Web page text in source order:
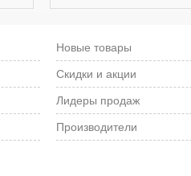
Новые товары
Скидки и акции
Лидеры продаж
Производители